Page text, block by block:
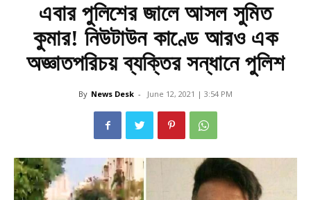
এবার পুলিশের জালে আসল সুমিত
কুমার! নিউটাউন কাণ্ডে আরও এক
অজ্ঞাতপরিচয় ব্যক্তির সন্ধানে পুলিশ
By News Desk - June 12, 2021 | 3:54 PM